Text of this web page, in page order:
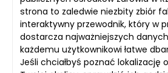
strona to zaledwie niezbity zbiór
interaktywny przewodnik, który w
dostarcza najważniejszych
każdemu użytkownikowi łatwe
Jeśli chciałbyś poznać lokalizację